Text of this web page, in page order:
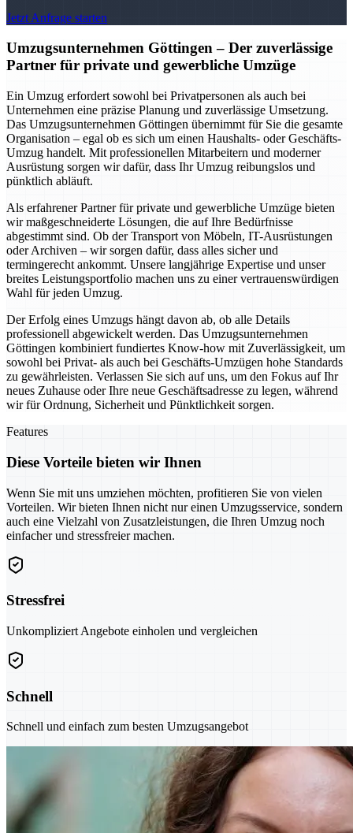
Jetzt Anfrage starten
Umzugsunternehmen Göttingen – Der zuverlässige
Partner für private und gewerbliche Umzüge
Ein Umzug erfordert sowohl bei Privatpersonen als auch bei
Unternehmen eine präzise Planung und zuverlässige Umsetzung.
Das Umzugsunternehmen Göttingen übernimmt für Sie die gesamte
Organisation – egal ob es sich um einen Haushalts- oder Geschäfts-
Umzug handelt. Mit professionellen Mitarbeitern und moderner
Ausrüstung sorgen wir dafür, dass Ihr Umzug reibungslos und
pünktlich abläuft.
Als erfahrener Partner für private und gewerbliche Umzüge bieten
wir maßgeschneiderte Lösungen, die auf Ihre Bedürfnisse
abgestimmt sind. Ob der Transport von Möbeln, IT-Ausrüstungen
oder Archiven – wir sorgen dafür, dass alles sicher und
termingerecht ankommt. Unsere langjährige Expertise und unser
breites Leistungsportfolio machen uns zu einer vertrauenswürdigen
Wahl für jeden Umzug.
Der Erfolg eines Umzugs hängt davon ab, ob alle Details
professionell abgewickelt werden. Das Umzugsunternehmen
Göttingen kombiniert fundiertes Know-how mit Zuverlässigkeit, um
sowohl bei Privat- als auch bei Geschäfts-Umzügen hohe Standards
zu gewährleisten. Verlassen Sie sich auf uns, um den Fokus auf Ihr
neues Zuhause oder Ihre neue Geschäftsadresse zu legen, während
wir für Ordnung, Sicherheit und Pünktlichkeit sorgen.
Features
Diese Vorteile bieten wir Ihnen
Wenn Sie mit uns umziehen möchten, profitieren Sie von vielen
Vorteilen. Wir bieten Ihnen nicht nur einen Umzugsservice, sondern
auch eine Vielzahl von Zusatzleistungen, die Ihren Umzug noch
einfacher und stressfreier machen.
Stressfrei
Unkompliziert Angebote einholen und vergleichen
Schnell
Schnell und einfach zum besten Umzugsangebot